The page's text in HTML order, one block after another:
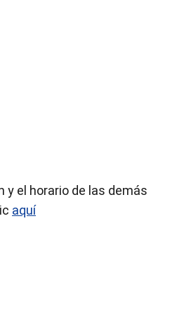
y el horario de las demás
aquí